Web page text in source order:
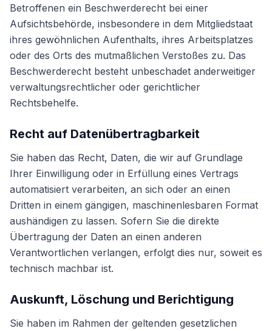
Betroffenen ein Beschwerderecht bei einer
Aufsichtsbehörde, insbesondere in dem Mitgliedstaat
ihres gewöhnlichen Aufenthalts, ihres Arbeitsplatzes
oder des Orts des mutmaßlichen Verstoßes zu. Das
Beschwerderecht besteht unbeschadet anderweitiger
verwaltungsrechtlicher oder gerichtlicher
Rechtsbehelfe.
Recht auf Daten­übertrag­barkeit
Sie haben das Recht, Daten, die wir auf Grundlage
Ihrer Einwilligung oder in Erfüllung eines Vertrags
automatisiert verarbeiten, an sich oder an einen
Dritten in einem gängigen, maschinenlesbaren Format
aushändigen zu lassen. Sofern Sie die direkte
Übertragung der Daten an einen anderen
Verantwortlichen verlangen, erfolgt dies nur, soweit es
technisch machbar ist.
Auskunft, Löschung und Berichtigung
Sie haben im Rahmen der geltenden gesetzlichen